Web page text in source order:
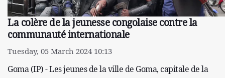
La colère de la jeunesse congolaise contre la
communauté internationale
Tuesday, 05 March 2024 10:13
Goma (IP) - Les jeunes de la ville de Goma, capitale de la